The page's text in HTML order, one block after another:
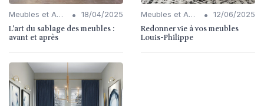
Meubles et Accessoires • 18/04/2025
L'art du sablage des meubles :
avant et après
Meubles et Accessoires • 12/06/2025
Redonner vie à vos meubles
Louis-Philippe